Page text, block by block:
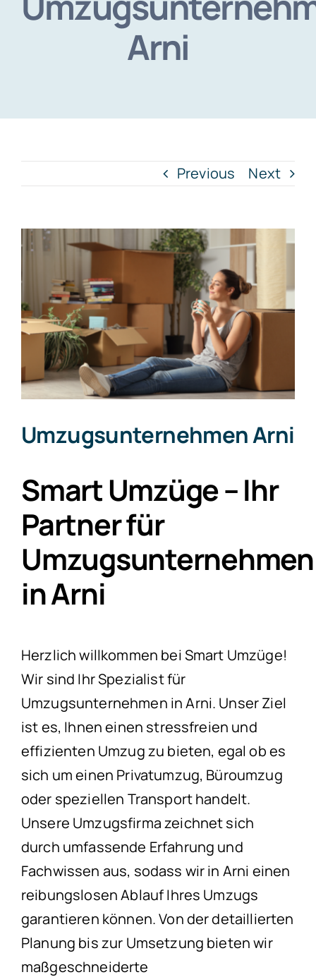
Arni
Previous Next
View
Image
Umzugsunternehmen Arni
Smart Umzüge – Ihr
Partner für
Umzugsunternehmen
in Arni
Herzlich willkommen bei Smart Umzüge!
Wir sind Ihr Spezialist für
Umzugsunternehmen in Arni. Unser Ziel
ist es, Ihnen einen stressfreien und
effizienten Umzug zu bieten, egal ob es
sich um einen Privatumzug, Büroumzug
oder speziellen Transport handelt.
Unsere Umzugsfirma zeichnet sich
durch umfassende Erfahrung und
Fachwissen aus, sodass wir in Arni einen
reibungslosen Ablauf Ihres Umzugs
garantieren können. Von der detaillierten
Planung bis zur Umsetzung bieten wir
maßgeschneiderte